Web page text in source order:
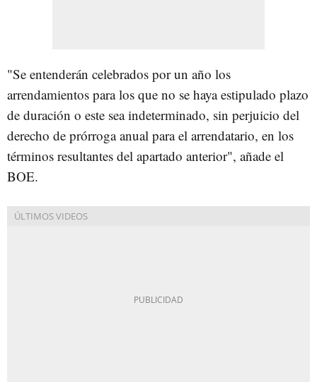
"Se entenderán celebrados por un año los
arrendamientos para los que no se haya estipulado plazo
de duración o este sea indeterminado, sin perjuicio del
derecho de prórroga anual para el arrendatario, en los
términos resultantes del apartado anterior", añade el
BOE.